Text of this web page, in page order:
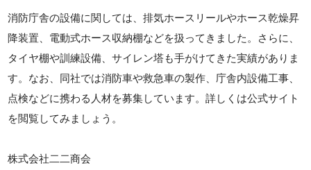
消防庁舎の設備に関しては、排気ホースリールやホース乾燥昇
降装置、電動式ホース収納棚などを扱ってきました。さらに、
タイヤ棚や訓練設備、サイレン塔も手がけてきた実績がありま
す。なお、同社では消防車や救急車の製作、庁舎内設備工事、
点検などに携わる人材を募集しています。詳しくは公式サイト
を閲覧してみましょう。
株式会社二二商会